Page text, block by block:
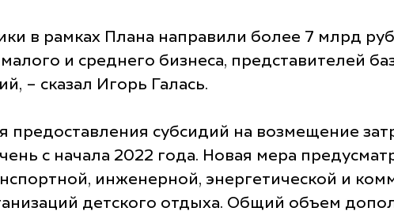
в рамках Плана направили более 7 млрд
и среднего бизнеса, представителей
– сказал Игорь Галась.
субсидий на возмещение
с начала 2022 года. Новая мера
инженерной, энергетической и
детского отдыха. Общий объем